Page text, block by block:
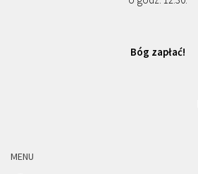
Bóg zapłać!
MENU